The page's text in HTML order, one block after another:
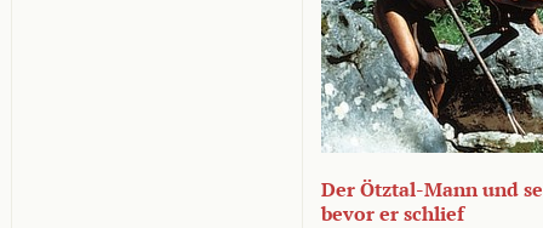
Der Ötztal-Mann und
bevor er schlief